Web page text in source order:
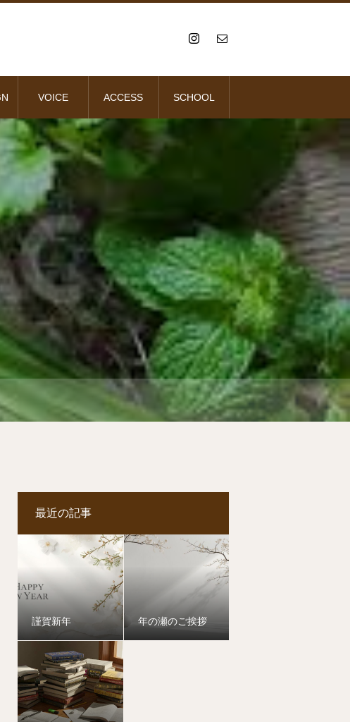
VOICE ACCESS SCHOOL
最近の記事
謹賀新年 年の瀬のご挨拶